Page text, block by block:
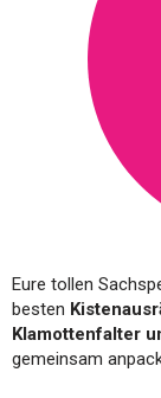
Eure tollen
besten
Klamottenfalter
gemeinsam